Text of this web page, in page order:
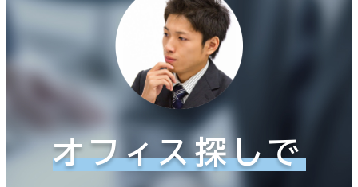
オフィス探しで